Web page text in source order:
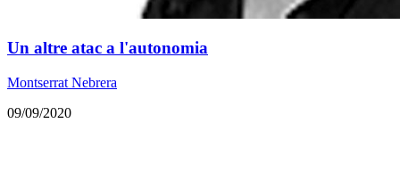
Un altre atac a l'autonomia
Montserrat Nebrera
09/09/2020